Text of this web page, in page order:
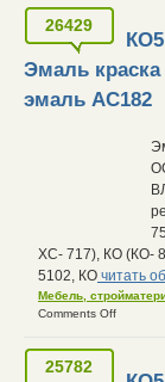
26429
Эмаль
эмаль АС182
ХС- 717), КО (КО-
5102, КО читать
Мебель,
Comments Off
25782